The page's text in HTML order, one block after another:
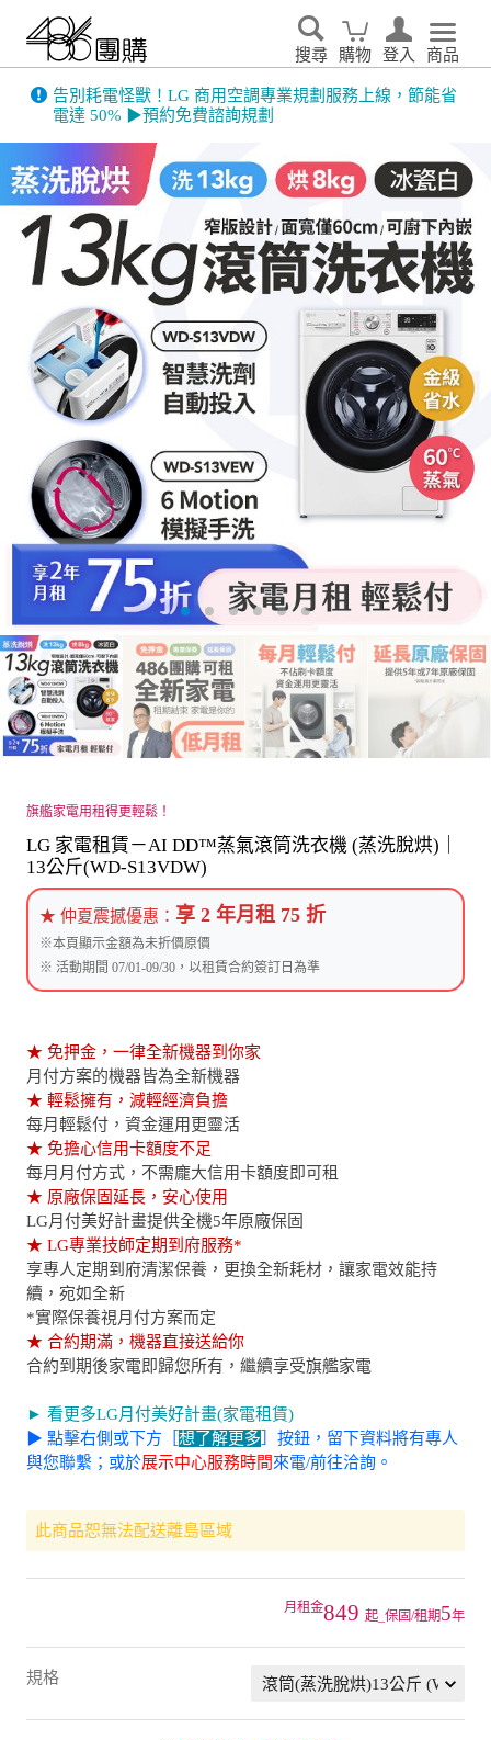
搜尋 購物 登入 商品
告別耗電怪獸！LG 商用空調專業規劃服務上線，節能省
電達 50% ▶預約免費諮詢規劃
旗艦家電用租得更輕鬆！
LG 家電租賃－AI DD™蒸氣滾筒洗衣機 (蒸洗脫烘)｜
13公斤(WD-S13VDW)
★ 仲夏震撼優惠： 享 2 年月租 75 折
※本頁顯示金額為未折價原價
※ 活動期間 07/01-09/30，以租賃合約簽訂日為準
★ 免押金，一律全新機器到你家
月付方案的機器皆為全新機器
★ 輕鬆擁有，減輕經濟負擔
每月輕鬆付，資金運用更靈活
★ 免擔心信用卡額度不足
每月月付方式，不需龐大信用卡額度即可租
★ 原廠保固延長，安心使用
LG月付美好計畫提供全機5年原廠保固
★ LG專業技師定期到府服務*
享專人定期到府清潔保養，更換全新耗材，讓家電效能持
續，宛如全新
*實際保養視月付方案而定
★ 合約期滿，機器直接送給你
合約到期後家電即歸您所有，繼續享受旗艦家電
► 看更多LG月付美好計畫(家電租賃)
▶ 點擊右側或下方［ 想了解更多 ］按鈕，留下資料將有專人
與您聯繫；或於展示中心服務時間來電/前往洽詢。
此商品恕無法配送離島區域
849起_保固/租期5年
規格